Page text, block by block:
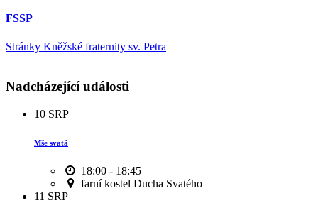
FSSP
Stránky Kněžské fraternity sv. Petra
Nadcházející události
10 SRP
Mše svatá
18:00 - 18:45
farní kostel Ducha Svatého
11 SRP